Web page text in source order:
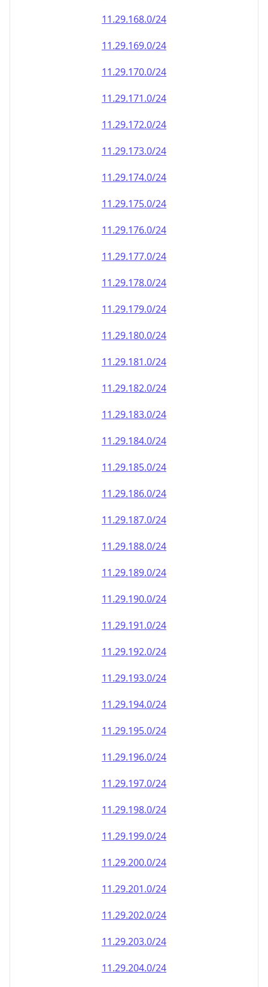
11.29.168.0/24
11.29.169.0/24
11.29.170.0/24
11.29.171.0/24
11.29.172.0/24
11.29.173.0/24
11.29.174.0/24
11.29.175.0/24
11.29.176.0/24
11.29.177.0/24
11.29.178.0/24
11.29.179.0/24
11.29.180.0/24
11.29.181.0/24
11.29.182.0/24
11.29.183.0/24
11.29.184.0/24
11.29.185.0/24
11.29.186.0/24
11.29.187.0/24
11.29.188.0/24
11.29.189.0/24
11.29.190.0/24
11.29.191.0/24
11.29.192.0/24
11.29.193.0/24
11.29.194.0/24
11.29.195.0/24
11.29.196.0/24
11.29.197.0/24
11.29.198.0/24
11.29.199.0/24
11.29.200.0/24
11.29.201.0/24
11.29.202.0/24
11.29.203.0/24
11.29.204.0/24